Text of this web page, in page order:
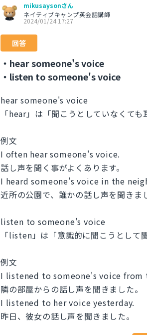
mikusaysonさん
ネイティブキャンプ英会話講師
2024/01/24 17:27
回答
・hear someone's voice
・listen to someone's voice
hear someone's voice
「hear」は「聞こうとしていなくても
例文
I often hear someone's voice.
話し声を聞く事がよくあります。
I heard someone's voice in the
近所の公園で、誰かの話し声を聞きま
listen to someone's voice
「listen」は「意識的に聞こうとして
例文
I listened to someone's voice from
隣の部屋からの話し声を聞きました。
I listened to her voice yesterday.
昨日、彼女の話し声を聞きました。